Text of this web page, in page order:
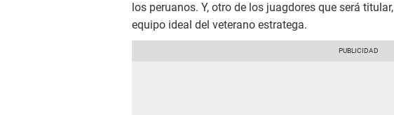
los peruanos. Y, otro de los juagdores que será titular,
equipo ideal del veterano estratega.